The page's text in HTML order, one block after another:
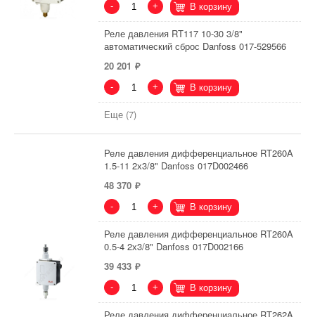
- + В корзину
Реле давления RT117 10-30 3/8"
автоматический сброс Danfoss 017-529566
20 201
- + В корзину
Еще (7)
Реле давления дифференциальное RT260A
1.5-11 2х3/8" Danfoss 017D002466
48 370
- + В корзину
Реле давления дифференциальное RT260A
0.5-4 2х3/8" Danfoss 017D002166
39 433
- + В корзину